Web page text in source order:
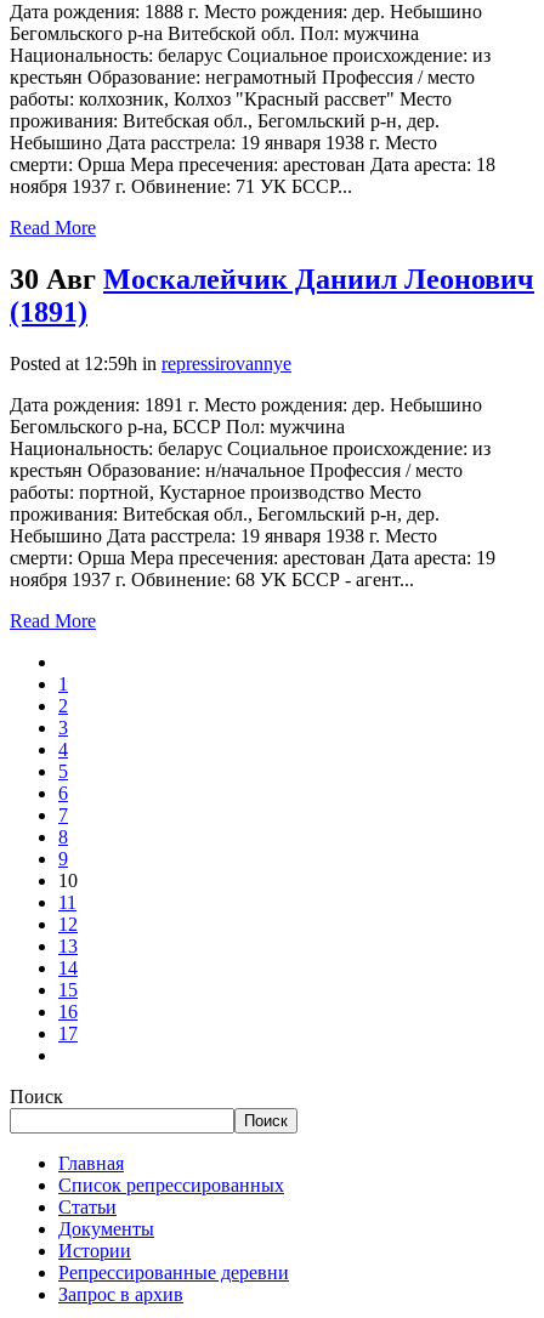
Дата рождения: 1888 г. Место рождения: дер. Небышино
Бегомльского р-на Витебской обл. Пол: мужчина
Национальность: беларус Социальное происхождение: из
крестьян Образование: неграмотный Профессия / место
работы: колхозник, Колхоз "Красный рассвет" Место
проживания: Витебская обл., Бегомльский р-н, дер.
Небышино Дата расстрела: 19 января 1938 г. Место
смерти: Орша Мера пресечения: арестован Дата ареста: 18
ноября 1937 г. Обвинение: 71 УК БССР...
Read More
30 Авг Москалейчик Даниил Леонович
(1891)
Posted at 12:59h in repressirovannye
Дата рождения: 1891 г. Место рождения: дер. Небышино
Бегомльского р-на, БССР Пол: мужчина
Национальность: беларус Социальное происхождение: из
крестьян Образование: н/начальное Профессия / место
работы: портной, Кустарное производство Место
проживания: Витебская обл., Бегомльский р-н, дер.
Небышино Дата расстрела: 19 января 1938 г. Место
смерти: Орша Мера пресечения: арестован Дата ареста: 19
ноября 1937 г. Обвинение: 68 УК БССР - агент...
Read More
1
2
3
4
5
6
7
8
9
10
11
12
13
14
15
16
17
Поиск
Поиск
Главная
Список репрессированных
Статьи
Документы
Истории
Репрессированные деревни
Запрос в архив